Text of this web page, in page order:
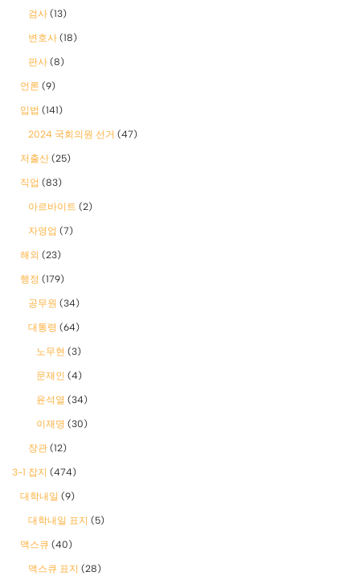
검사 (13)
변호사 (18)
판사 (8)
언론 (9)
입법 (141)
2024 국회의원 선거 (47)
저출산 (25)
직업 (83)
아르바이트 (2)
자영업 (7)
해외 (23)
행정 (179)
공무원 (34)
대통령 (64)
노무현 (3)
문재인 (4)
윤석열 (34)
이재명 (30)
장관 (12)
3-1 잡지 (474)
대학내일 (9)
대학내일 표지 (5)
맥스큐 (40)
맥스큐 표지 (28)